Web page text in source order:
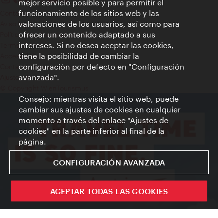
Contacto
Aviso legal
Política de privacidad de datos
Terms of Use
Accesibilidad
Contacto para la prensa
Ajustes de cookie
mejor servicio posible y para permitir el
funcionamiento de los sitios web y las
valoraciones de los usuarios, así como para
ofrecer un contenido adaptado a sus
intereses. Si no desea aceptar las cookies,
tiene la posibilidad de cambiar la
configuración por defecto en "Configuración
avanzada".
Consejo: mientras visita el sitio web, puede
cambiar sus ajustes de cookies en cualquier
momento a través del enlace "Ajustes de
cookies" en la parte inferior al final de la
página.
CONFIGURACIÓN AVANZADA
ACEPTAR TODAS LAS COOKIES